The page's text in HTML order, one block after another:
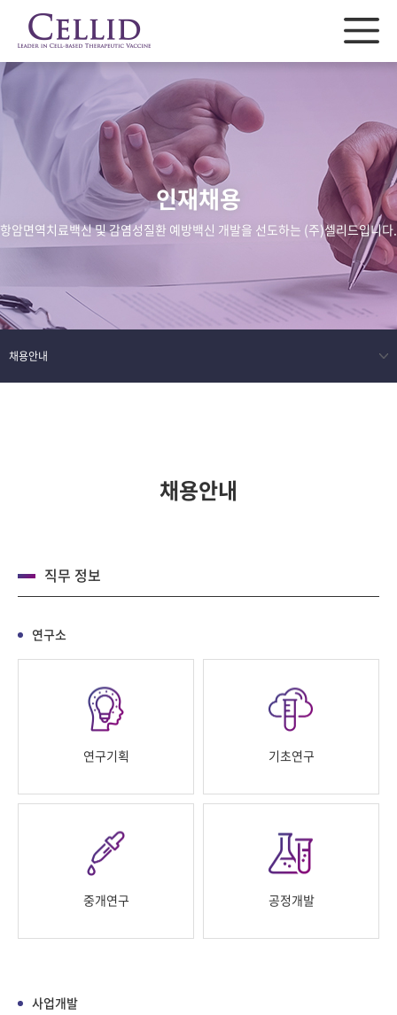
인재채용
항암면역치료백신 및 감염성질환 예방백신 개발을 선도하는 (주)셀리드입니다.
채용안내
직무 정보
연구소
연구기획 기초연구
중개연구 공정개발
사업개발